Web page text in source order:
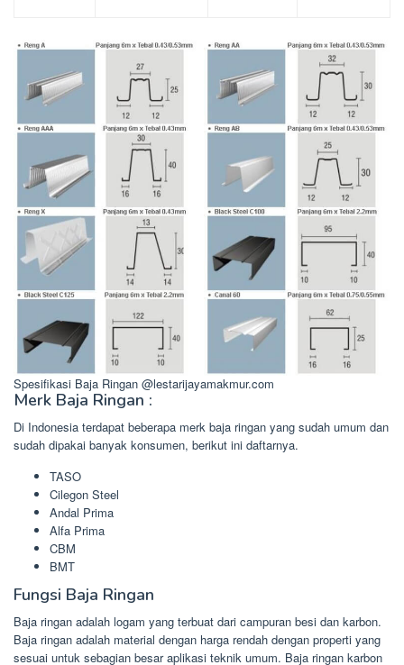
Spesifikasi Baja Ringan @lestarijayamakmur.com
Merk Baja Ringan :
Di Indonesia terdapat beberapa merk baja ringan yang sudah umum dan
sudah dipakai banyak konsumen, berikut ini daftarnya.
TASO
Cilegon Steel
Andal Prima
Alfa Prima
CBM
BMT
Fungsi Baja Ringan
Baja ringan adalah logam yang terbuat dari campuran besi dan karbon.
Baja ringan adalah material dengan harga rendah dengan properti yang
sesuai untuk sebagian besar aplikasi teknik umum. Baja ringan karbon